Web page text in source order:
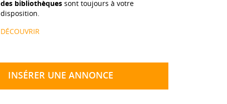
des bibliothèques sont toujours à votre
disposition.
DÉCOUVRIR
INSÉRER UNE ANNONCE